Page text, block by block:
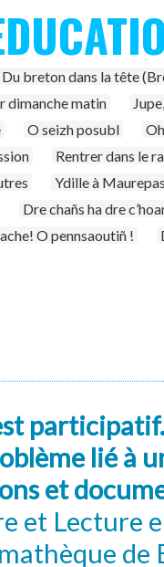
Du breton dans la tête
dimanche matin
O seizh posubl
Rentrer dans le
Ydille à
Dre chañs ha dre
O pennsaoutiñ !
lié à
et
et Lecture
de